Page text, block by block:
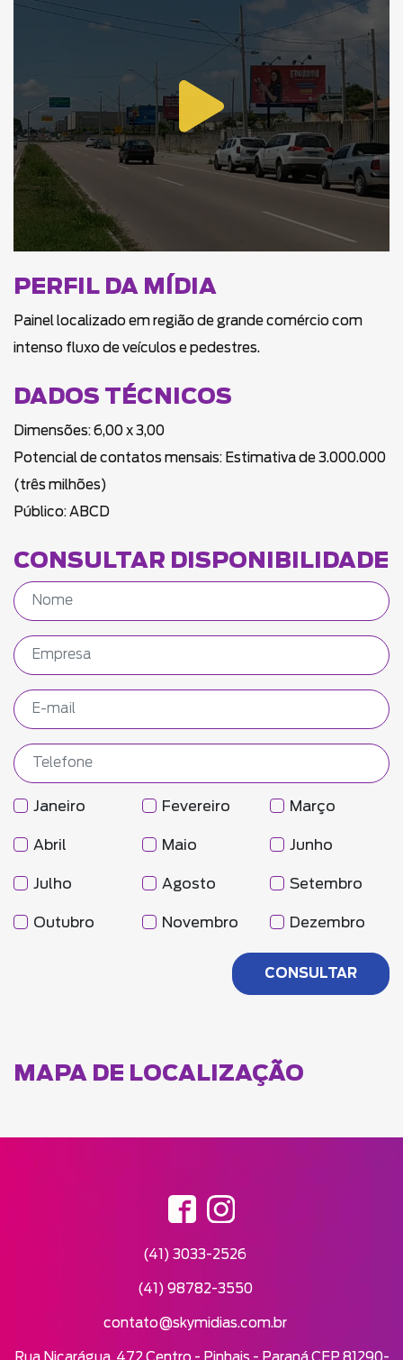
PERFIL DA MÍDIA
Painel localizado em região de grande comércio com
intenso fluxo de veículos e pedestres.
DADOS TÉCNICOS
Dimensões: 6,00 x 3,00
Potencial de contatos mensais: Estimativa de 3.000.000
(três milhões)
Público: ABCD
CONSULTAR DISPONIBILIDADE
Janeiro Fevereiro Março
Abril Maio Junho
Julho Agosto Setembro
Outubro Novembro Dezembro
MAPA DE LOCALIZAÇÃO
(41) 3033-2526
(41) 98782-3550
contato@skymidias.com.br
Rua Nicarágua, 472 Centro - Pinhais - Paraná CEP 81290-